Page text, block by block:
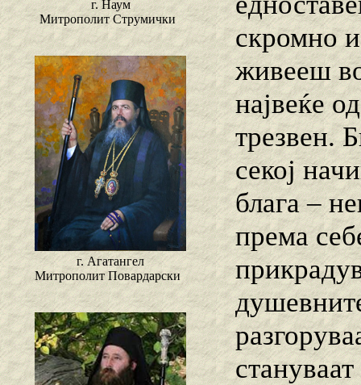
г. Наум
Митрополит Струмички
г. Агатангел
Митрополит Повардарски
скромно и
живееш
највеќе
трезвен.
секој
блага –
према